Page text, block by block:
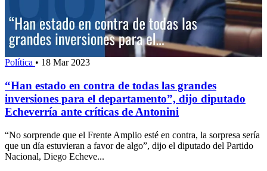
Política • 18 Mar 2023
“Han estado en contra de todas las grandes
inversiones para el departamento”, dijo diputado
Echeverría ante críticas de Antonini
“No sorprende que el Frente Amplio esté en contra, la sorpresa sería
que un día estuvieran a favor de algo”, dijo el diputado del Partido
Nacional, Diego Echeve...